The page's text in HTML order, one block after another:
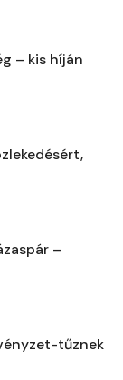
– kis híján
–
tűznek